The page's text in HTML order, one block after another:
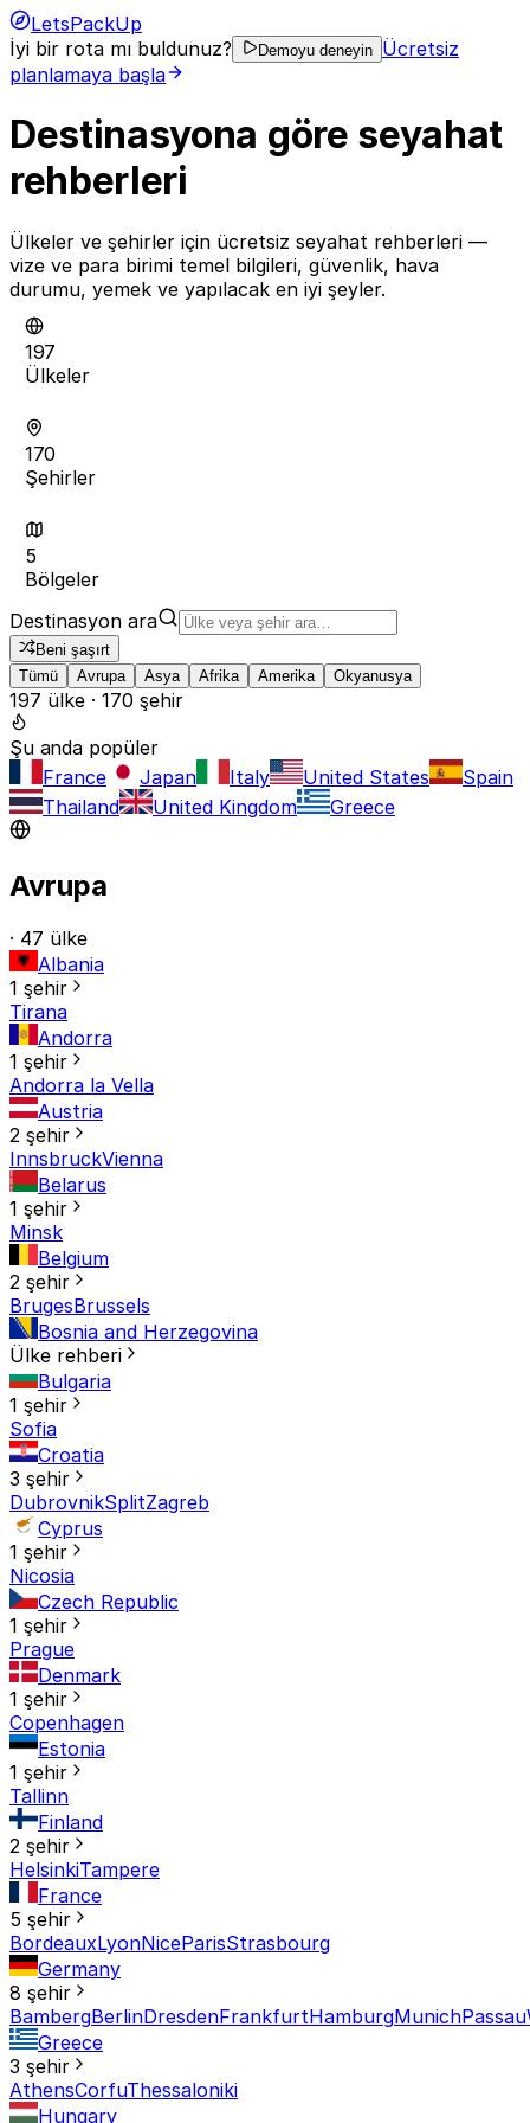
LetsPackUp
İyi bir rota mı buldunuz?
Demoyu deneyin Ücretsiz
planlamaya başla
Destinasyona göre seyahat
rehberleri
Ülkeler ve şehirler için ücretsiz seyahat rehberleri —
vize ve para birimi temel bilgileri, güvenlik, hava
durumu, yemek ve yapılacak en iyi şeyler.
197
Ülkeler
170
Şehirler
5
Bölgeler
Destinasyon ara
Beni şaşırt
Tümü
Avrupa Asya Afrika Amerika Okyanusya
197 ülke · 170 şehir
Şu anda popüler
France
Japan Italy United States
Spain
Thailand
United Kingdom Greece
Avrupa
· 47 ülke
Albania
1 şehir
Tirana
Andorra
1 şehir
Andorra la Vella
Austria
2 şehir
InnsbruckVienna
Belarus
1 şehir
Minsk
Belgium
2 şehir
BrugesBrussels
Bosnia and Herzegovina
Ülke rehberi
Bulgaria
1 şehir
Sofia
Croatia
3 şehir
DubrovnikSplitZagreb
Cyprus
1 şehir
Nicosia
Czech Republic
1 şehir
Prague
Denmark
1 şehir
Copenhagen
Estonia
1 şehir
Tallinn
Finland
2 şehir
HelsinkiTampere
France
5 şehir
BordeauxLyonNiceParisStrasbourg
Germany
8 şehir
BambergBerlinDresdenFrankfurtHamburgMunichPassau
Greece
3 şehir
AthensCorfuThessaloniki
Hungary